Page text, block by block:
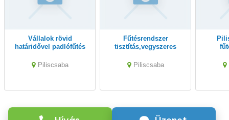
Vállalok rövid
határidővel padlófűtés
tisztítást géppel
Piliscsaba
Fűtésrendszer
tisztítás,vegyszeres
géppel Piliscsabán
Piliscsaba
Pilissabán gépi